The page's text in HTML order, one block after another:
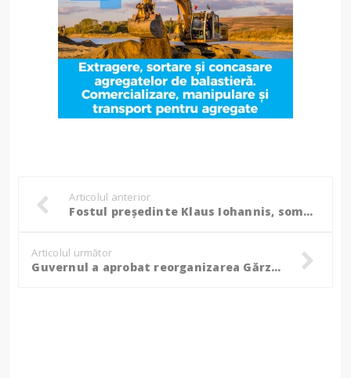
Articolul anterior
Fostul președinte Klaus Iohannis, somat de ANAF să returneze aproape un milion de euro!
Articolul următor
Guvernul a aprobat reorganizarea Gărzii Naționale de Mediu!